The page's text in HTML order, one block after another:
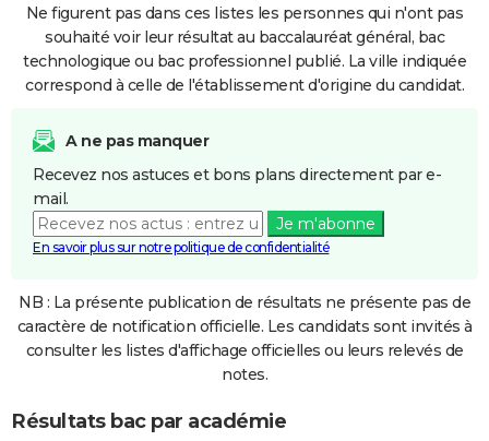
Ne figurent pas dans ces listes les personnes qui n'ont pas
souhaité voir leur résultat au baccalauréat général, bac
technologique ou bac professionnel publié. La ville indiquée
correspond à celle de l'établissement d'origine du candidat.
A ne pas manquer
Recevez nos astuces et bons plans directement par e-
mail.
Je m'abonne
En savoir plus sur notre politique de confidentialité
NB : La présente publication de résultats ne présente pas de
caractère de notification officielle. Les candidats sont invités à
consulter les listes d'affichage officielles ou leurs relevés de
notes.
Résultats bac par académie